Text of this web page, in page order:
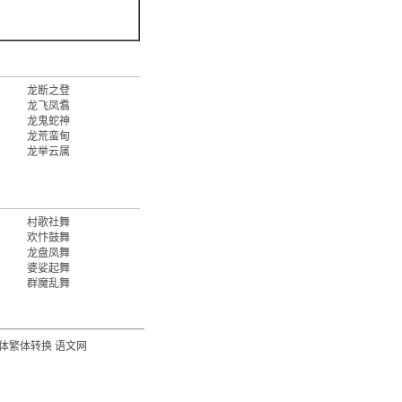
龙断之登
龙飞凤翥
龙鬼蛇神
龙荒蛮甸
龙举云属
村歌社舞
欢忭鼓舞
龙盘凤舞
婆娑起舞
群魔乱舞
繁体转换 语文网